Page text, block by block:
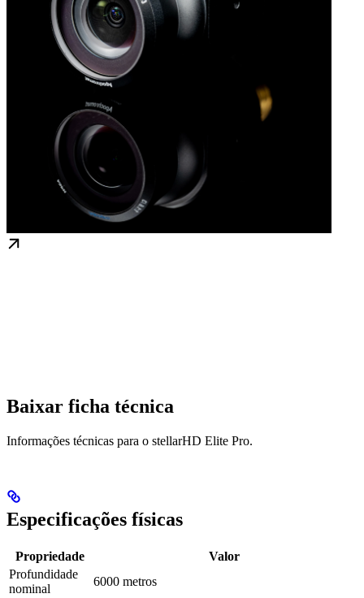
Baixar ficha técnica
Informações técnicas para o stellarHD Elite Pro.
Especificações físicas
Propriedade
Valor
Profundidade
nominal
6000 metros